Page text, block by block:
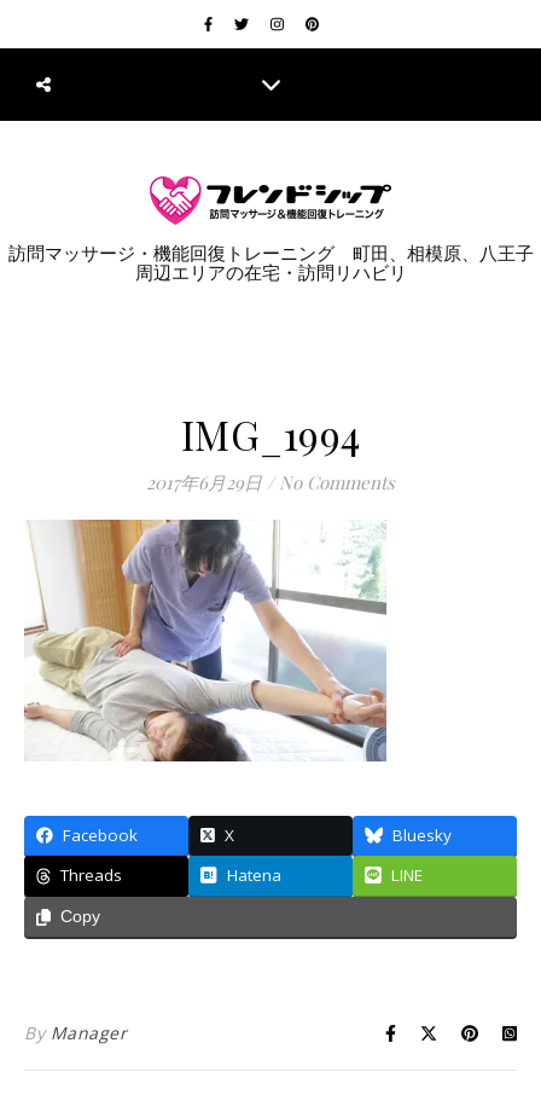
訪問マッサージ・機能回復トレーニング 町田、相模原、八王子
周辺エリアの在宅・訪問リハビリ
IMG_1994
2017年6月29日 / No Comments
Facebook X
Bluesky
Threads
Hatena LINE
Copy
By Manager